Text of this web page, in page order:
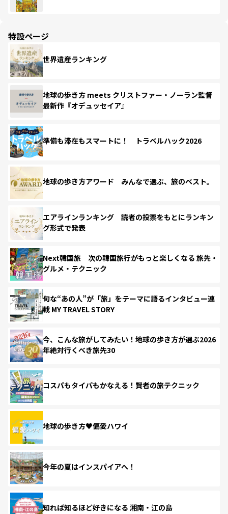
特設ページ
世界遺産ランキング
地球の歩き方 meets クリストファー・ノーラン監督
最新作『オデュッセイア』
準備も滞在もスマートに！ トラベルハック2026
地球の歩き方アワード みんなで選ぶ、旅のベスト。
エアラインランキング 読者の投票をもとにランキン
グ形式で発表
Next韓国旅 次の韓国旅行がもっと楽しくなる 旅先・
グルメ・テクニック
旬な“あの人”が「旅」をテーマに語るインタビュー連
載 MY TRAVEL STORY
今、こんな旅がしてみたい！地球の歩き方が選ぶ2026
年絶対行くべき旅先30
コスパもタイパもかなえる！賢者の旅テクニック
地球の歩き方♥偏愛ハワイ
今年の夏はインスパイアへ！
知れば知るほど好きになる 湘南・江の島